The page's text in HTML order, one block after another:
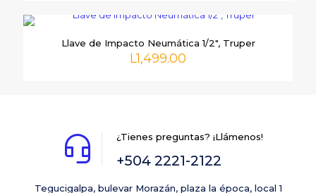
Guarda mi nombre, correo electrónico y web en este
navegador para la próxima vez que comente.
Llave de Impacto Neumática 1/2″, Truper
L1,499.00
¿Tienes preguntas? ¡Llámenos!
+504 2221-2122
Tegucigalpa, bulevar Morazán, plaza la época, local 1